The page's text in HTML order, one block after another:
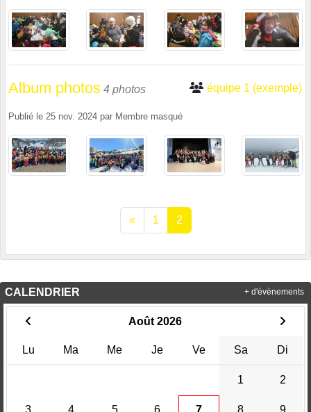
Album photos 4 photos équipe 1 (exemple)
Publié le 25 nov. 2024 par Membre masqué
« 1 2
CALENDRIER
Août 2026
Lu Ma Me Je Ve Sa Di
1 2
3 4 5 6 7 8 9
+ d'évènements